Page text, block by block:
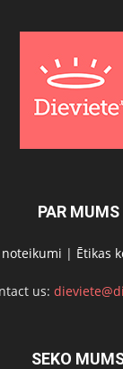
PAR MUMS
| Ētikas
us:
SEKO